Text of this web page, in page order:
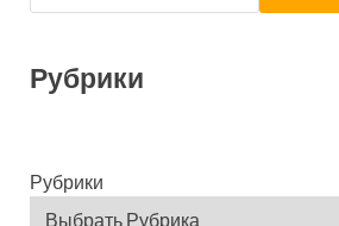
Рубрики
Рубрики